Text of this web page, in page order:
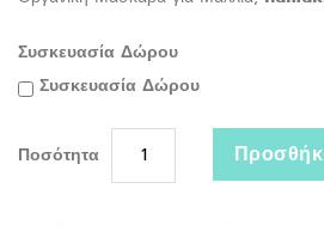
Συσκευασία Δώρου
Συσκευασία Δώρου
Ποσότητα